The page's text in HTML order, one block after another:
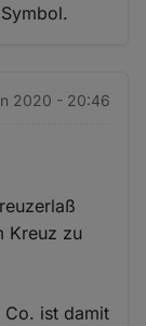
2020 - 20:46
Kreuz zu
Co. ist damit